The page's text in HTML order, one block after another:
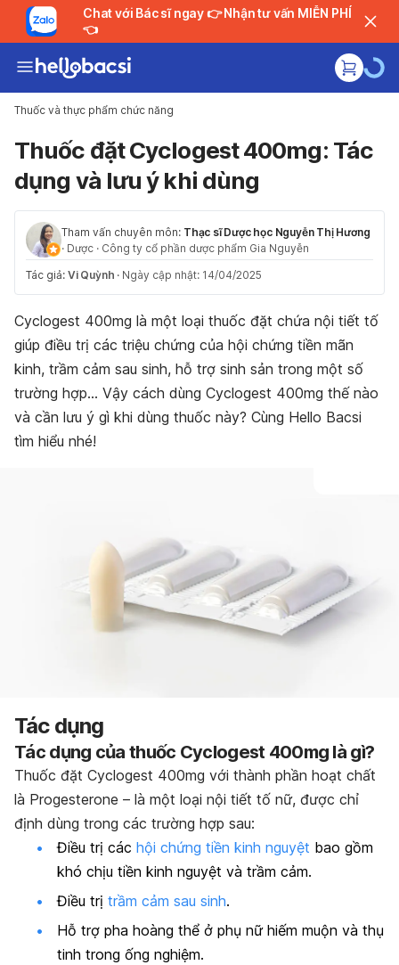
Chat với Bác sĩ ngay 👉 Nhận tư vấn MIỄN PHÍ
👈
Thuốc và thực phẩm chức năng
Thuốc đặt Cyclogest 400mg: Tác
dụng và lưu ý khi dùng
Tham vấn chuyên môn: Thạc sĩ Dược học Nguyễn Thị Hương
· Dược · Công ty cổ phần dược phẩm Gia Nguyễn
Tác giả: Vi Quỳnh · Ngày cập nhật: 14/04/2025
Cyclogest 400mg là một loại thuốc đặt chứa nội tiết tố
giúp điều trị các triệu chứng của hội chứng tiền mãn
kinh, trầm cảm sau sinh, hỗ trợ sinh sản trong một số
trường hợp… Vậy cách dùng Cyclogest 400mg thế nào
và cần lưu ý gì khi dùng thuốc này? Cùng Hello Bacsi
tìm hiểu nhé!
Tác dụng
Tác dụng của thuốc Cyclogest 400mg là gì?
Thuốc đặt Cyclogest 400mg với thành phần hoạt chất
là Progesterone – là một loại nội tiết tố nữ, được chỉ
định dùng trong các trường hợp sau:
Điều trị các hội chứng tiền kinh nguyệt bao gồm
khó chịu tiền kinh nguyệt và trầm cảm.
Điều trị trầm cảm sau sinh.
Hỗ trợ pha hoàng thể ở phụ nữ hiếm muộn và thụ
tinh trong ống nghiệm.